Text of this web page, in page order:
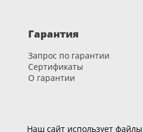
Наш сайт использует
Гарантия
Запрос по гарантии
Сертификаты
О гарантии